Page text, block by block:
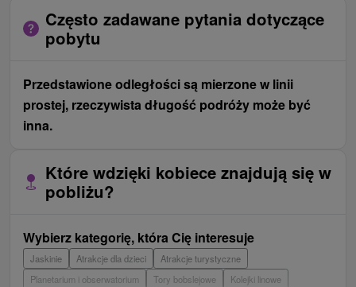
Często zadawane pytania dotyczące
pobytu
Przedstawione odległości są mierzone w linii
prostej, rzeczywista długość podróży może być
inna.
Które wdzięki kobiece znajdują się w
pobliżu?
Wybierz kategorię, która Cię interesuje
Jaskinie Atrakcje dla dzieci
Atrakcje turystyczne
Planetarium i obserwatorium
Tory bobslejowe
Kolejki linowe